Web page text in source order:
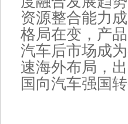
资源整合能力
格局在变，产
汽车后市场成
速海外布局，
国向汽车强国转